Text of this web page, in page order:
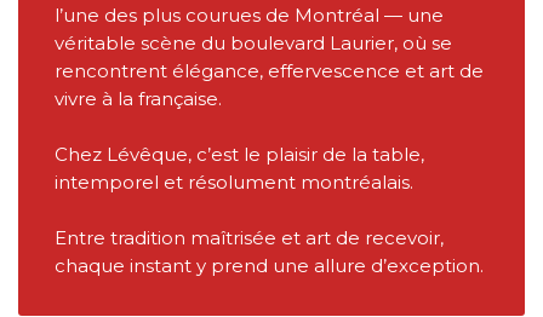
l’une des plus courues de Montréal — une
véritable scène du boulevard Laurier, où se
rencontrent élégance, effervescence et art de
vivre à la française.
Chez Lévêque, c’est le plaisir de la table,
intemporel et résolument montréalais.
Entre tradition maîtrisée et art de recevoir,
chaque instant y prend une allure d’exception.